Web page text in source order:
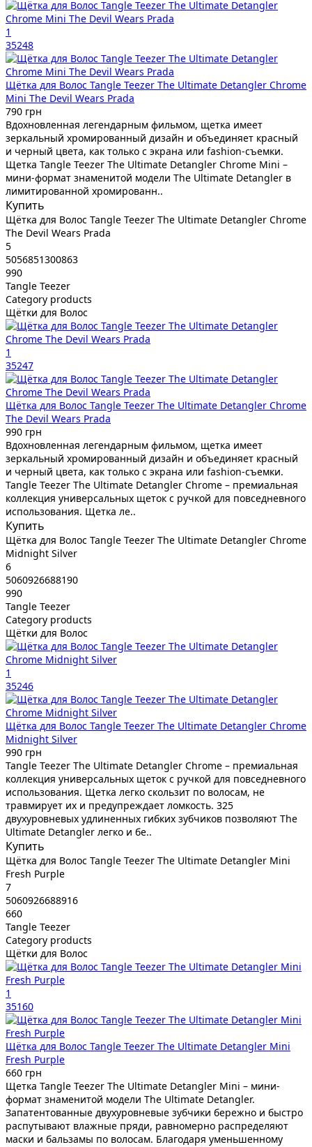
1
35248
Щётка для Волос Tangle Teezer The Ultimate Detangler Chrome
Mini The Devil Wears Prada
790 грн
Вдохновленная легендарным фильмом, щетка имеет
зеркальный хромированный дизайн и объединяет красный
и черный цвета, как только с экрана или fashion-съемки.
Щетка Tangle Teezer The Ultimate Detangler Chrome Mini –
мини-формат знаменитой модели The Ultimate Detangler в
лимитированной хромированн..
Купить
Щётка для Волос Tangle Teezer The Ultimate Detangler Chrome
The Devil Wears Prada
5
5056851300863
990
Tangle Teezer
Category products
Щётки для Волос
1
35247
Щётка для Волос Tangle Teezer The Ultimate Detangler Chrome
The Devil Wears Prada
990 грн
Вдохновленная легендарным фильмом, щетка имеет
зеркальный хромированный дизайн и объединяет красный
и черный цвета, как только с экрана или fashion-съемки.
Tangle Teezer The Ultimate Detangler Chrome – премиальная
коллекция универсальных щеток с ручкой для повседневного
использования. Щетка ле..
Купить
Щётка для Волос Tangle Teezer The Ultimate Detangler Chrome
Midnight Silver
6
5060926688190
990
Tangle Teezer
Category products
Щётки для Волос
1
35246
Щётка для Волос Tangle Teezer The Ultimate Detangler Chrome
Midnight Silver
990 грн
Tangle Teezer The Ultimate Detangler Chrome – премиальная
коллекция универсальных щеток с ручкой для повседневного
использования. Щетка легко скользит по волосам, не
травмирует их и предупреждает ломкость. 325
двухуровневых удлиненных гибких зубчиков позволяют The
Ultimate Detangler легко и бе..
Купить
Щётка для Волос Tangle Teezer The Ultimate Detangler Mini
Fresh Purple
7
5060926688916
660
Tangle Teezer
Category products
Щётки для Волос
1
35160
Щётка для Волос Tangle Teezer The Ultimate Detangler Mini
Fresh Purple
660 грн
Щетка Tangle Teezer The Ultimate Detangler Mini – мини-
формат знаменитой модели The Ultimate Detangler.
Запатентованные двухуровневые зубчики бережно и быстро
распутывают влажные пряди, равномерно распределяют
маски и бальзамы по волосам. Благодаря уменьшенному